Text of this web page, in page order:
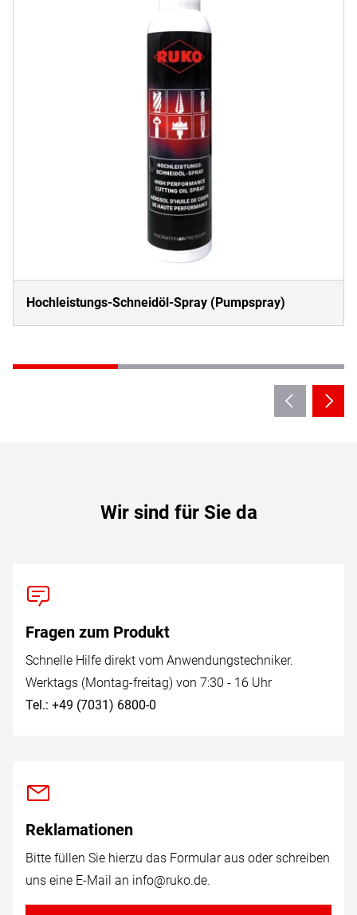
Hochleistungs-Schneidöl-Spray (Pumpspray)
Wir sind für Sie da
Fragen zum Produkt
Schnelle Hilfe direkt vom Anwendungstechniker.
Werktags (Montag-freitag) von 7:30 - 16 Uhr
Tel.: +49 (7031) 6800-0
Reklamationen
Bitte füllen Sie hierzu das Formular aus oder schreiben
uns eine E-Mail an info@ruko.de.